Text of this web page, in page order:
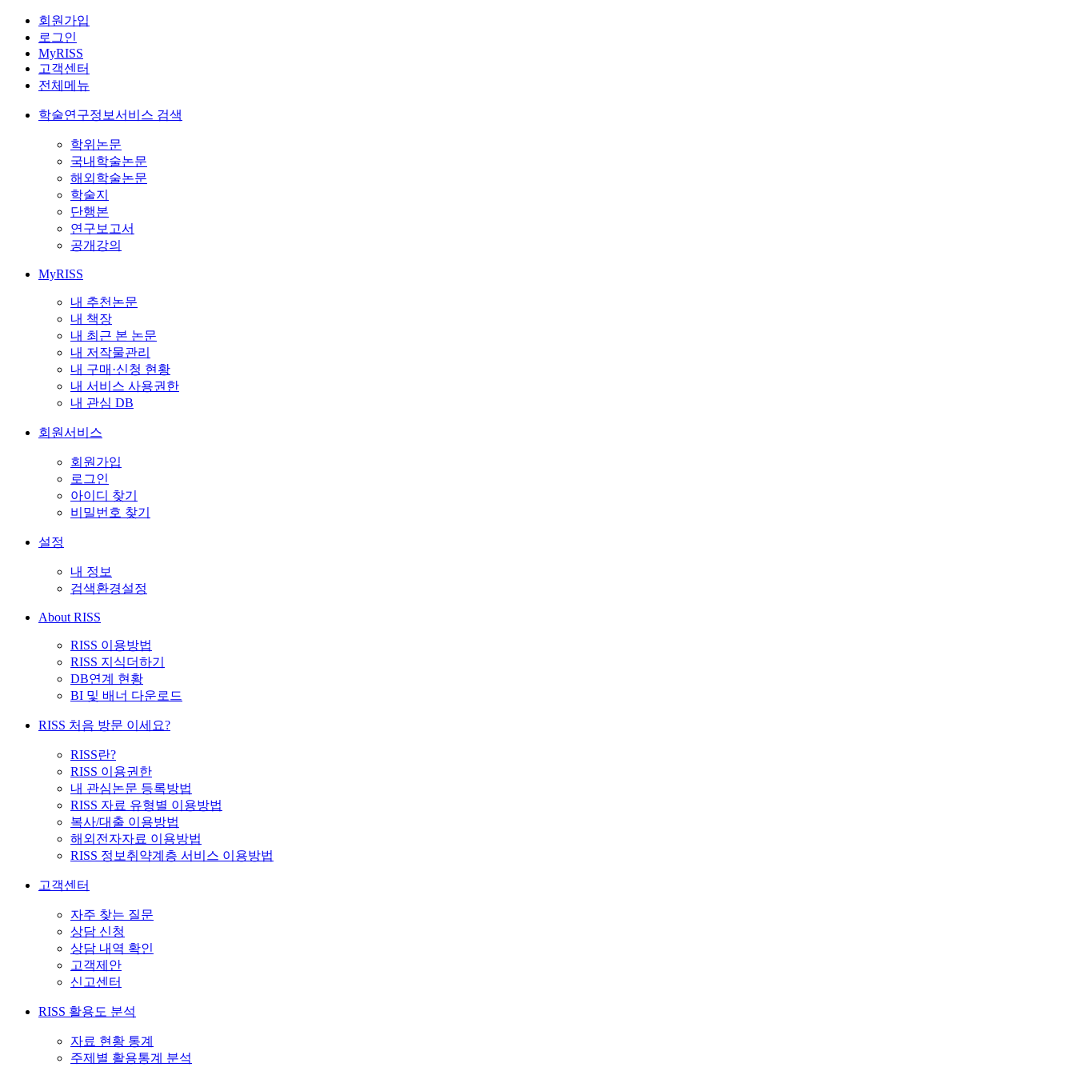
회원가입
로그인
MyRISS
고객센터
전체메뉴
학술연구정보서비스 검색
학위논문
국내학술논문
해외학술논문
학술지
단행본
연구보고서
공개강의
MyRISS
내 추천논문
내 책장
내 최근 본 논문
내 저작물관리
내 구매·신청 현황
내 서비스 사용권한
내 관심 DB
회원서비스
회원가입
로그인
아이디 찾기
비밀번호 찾기
설정
내 정보
검색환경설정
About RISS
RISS 이용방법
RISS 지식더하기
DB연계 현황
BI 및 배너 다운로드
RISS 처음 방문 이세요?
RISS란?
RISS 이용권한
내 관심논문 등록방법
RISS 자료 유형별 이용방법
복사/대출 이용방법
해외전자자료 이용방법
RISS 정보취약계층 서비스 이용방법
고객센터
자주 찾는 질문
상담 신청
상담 내역 확인
고객제안
신고센터
RISS 활용도 분석
자료 현황 통계
주제별 활용통계 분석